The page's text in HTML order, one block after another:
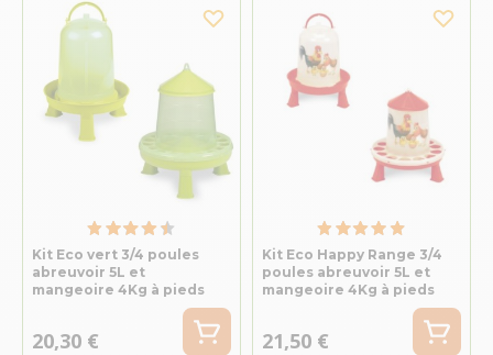
Kit Eco vert 3/4 poules
abreuvoir 5L et
mangeoire 4Kg à pieds
20,30 €
Kit Eco Happy Range 3/4
poules abreuvoir 5L et
mangeoire 4Kg à pieds
21,50 €